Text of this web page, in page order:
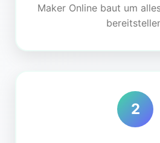
Maker Online baut um
2